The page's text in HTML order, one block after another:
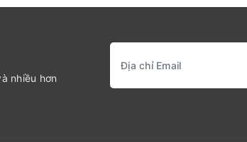
nhiều hơn